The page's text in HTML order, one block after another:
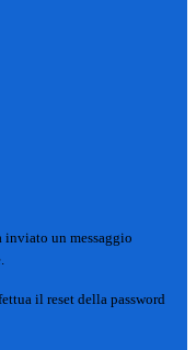
inviato un messaggio
il reset della password